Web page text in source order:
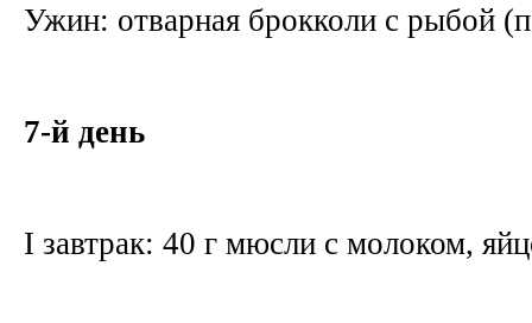
Ужин: отварная брокколи с рыбой
7-й день
I завтрак: 40 г мюсли с молоком,